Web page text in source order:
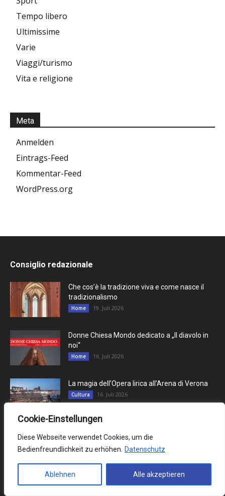
Cookie-Einstellungen
Diese Webseite verwendet Cookies, um die
Bedienfreundlichkeit zu erhöhen.
Datenschutz
Ablehnen Alle akzeptieren
Tempo libero
Ultimissime
Varie
Viaggi/turismo
Vita e religione
Meta
Anmelden
Eintrags-Feed
Kommentar-Feed
WordPress.org
Consiglio redazionale
Che cos’è la tradizione viva e come nasce il
tradizionalismo
Home 19. Juli 2026
Donne Chiesa Mondo dedicato a „Il diavolo in
noi“
Home 16. Juli 2026
La magia dell’Opera lirica all’Arena di Verona
Cultura 16. Juli 2026
Contributi più letti
PRENOT@MI – Il nuovo portale per le
prenotazioni al Consolato